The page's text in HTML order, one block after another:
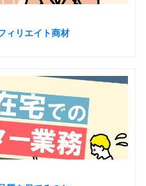
ィリエイト商材